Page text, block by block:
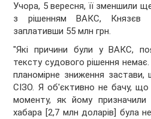
Учора, 5 вересня, її зменшили
з рішенням ВАКС, Князєв
заплативши 55 млн грн.
"Які причини були у ВАКС,
тексту судового рішення
планомірне зниження застави,
СІЗО. Я об'єктивно не бачу, що
моменту, як йому призначили
хабара [2,7 млн доларів] була